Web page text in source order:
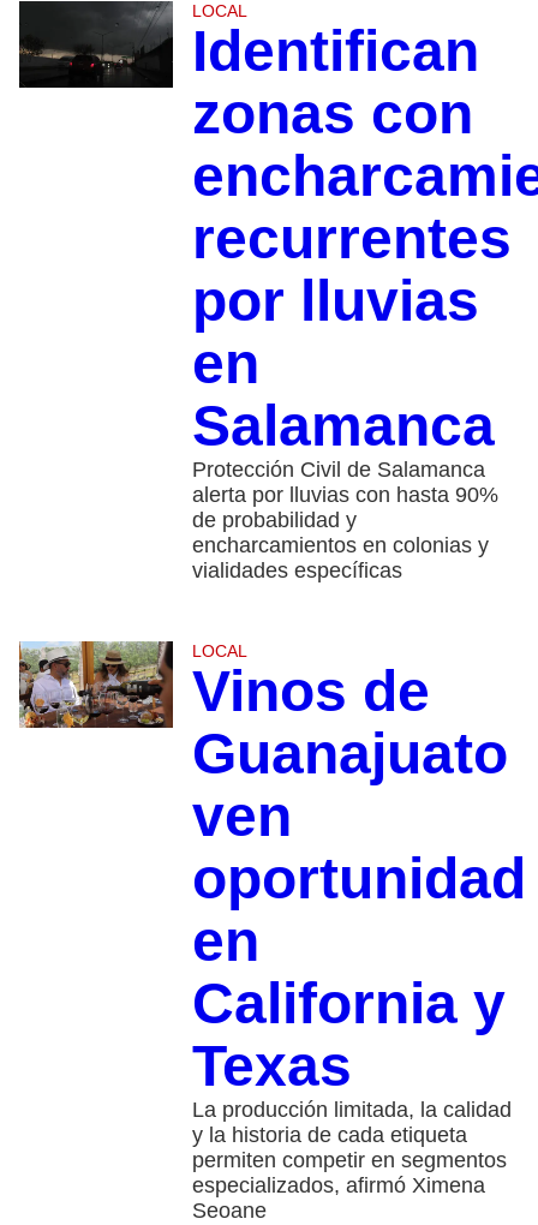
LOCAL
Identifican
zonas con
recurrentes
por lluvias
en
Salamanca
Protección Civil de Salamanca
alerta por lluvias con hasta 90%
de probabilidad y
encharcamientos en colonias y
vialidades específicas
LOCAL
Vinos de
Guanajuato
ven
oportunidad
en
California y
Texas
La producción limitada, la calidad
y la historia de cada etiqueta
permiten competir en segmentos
especializados, afirmó Ximena
Seoane